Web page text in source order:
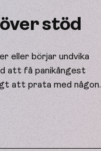
stöd
eller börjar undvika
att få panikångest
att prata med någon.